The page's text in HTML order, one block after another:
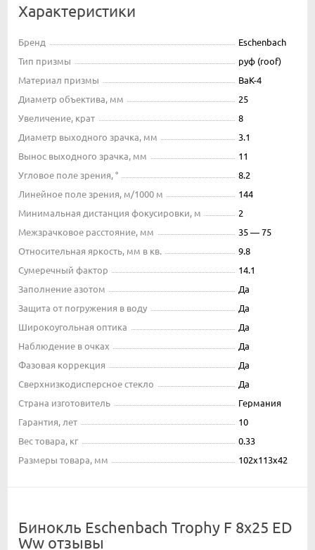
Характеристики
Бренд
Eschenbach
Тип призмы
руф (roof)
Материал призмы
BaK-4
Диаметр объектива, мм
25
Увеличение, крат
8
Диаметр выходного зрачка, мм
3.1
Вынос выходного зрачка, мм
11
Угловое поле зрения, °
8.2
Линейное поле зрения, м/1000 м
144
Минимальная дистанция фокусировки, м
2
Межзрачковое расстояние, мм
35 — 75
Относительная яркость, мм в кв.
9.8
Сумеречный фактор
14.1
Заполнение азотом
Да
Защита от погружения в воду
Да
Широкоугольная оптика
Да
Наблюдение в очках
Да
Фазовая коррекция
Да
Сверхнизкодисперсное стекло
Да
Страна изготовитель
Германия
Гарантия, лет
10
Вес товара, кг
0.33
Размеры товара, мм
102x113x42
Бинокль Eschenbach Trophy F 8x25 ED
Ww отзывы